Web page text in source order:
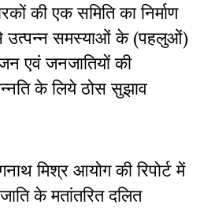
की एक समिति का निर्माण
उत्पन्न समस्याओं के (पहलुओं)
एवं जनजातियों की
के लिये ठोस सुझाव
मिश्र आयोग की रिपोर्ट में
के मतांतरित दलित